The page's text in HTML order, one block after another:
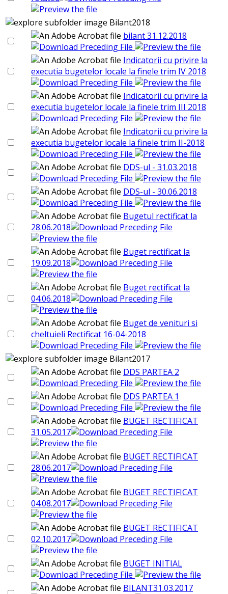
Bilant2018
bilant 31.12.2018
Indicatorii cu privire la
executia bugetelor locale la finele trim IV 2018
Indicatorii cu privire la
executia bugetelor locale la finele trim III 2018
Indicatorii cu privire la
executia bugetelor locale la finele trim II-2018
DDS-ul - 31.03.2018
DDS-ul - 30.06.2018
Bugetul rectificat la
28.06.2018
Buget rectificat la
19.09.2018
Buget rectificat la
04.06.2018
Buget de venituri si
cheltuieli Rectificat 16-04-2018
Bilant2017
DDS PARTEA 2
DDS PARTEA 1
BUGET RECTIFICAT
31.05.2017
BUGET RECTIFICAT
28.06.2017
BUGET RECTIFICAT
04.08.2017
BUGET RECTIFICAT
02.10.2017
BUGET INITIAL
BILANT31.03.2017